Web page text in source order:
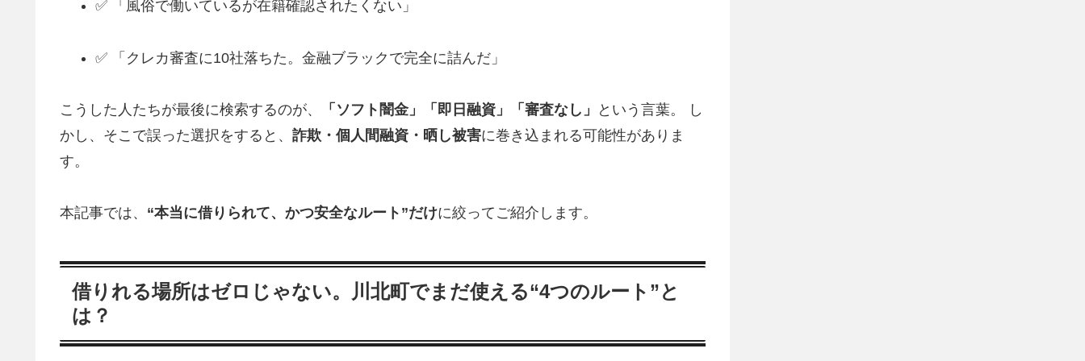
✅ 「風俗で働いているが在籍確認されたくない」
✅ 「クレカ審査に10社落ちた。金融ブラックで完全に詰んだ」
こうした人たちが最後に検索するのが、 「ソフト闇金」「即日融資」「審査なし」
という言葉。 し
かし、そこで誤った選択をすると、 詐欺・個人間融資・晒し被害に巻き込まれる可能性がありま
す。
本記事では、 “本当に借りられて、かつ安全なルート”だけに絞ってご紹介します。
借りれる場所はゼロじゃない。川北町でまだ使える“4つのルート”と
は？